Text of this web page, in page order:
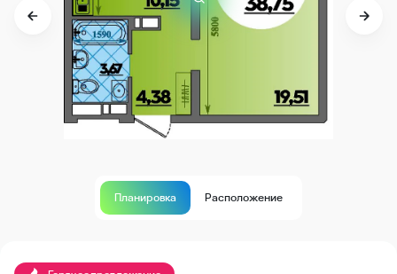
Планировка Расположение